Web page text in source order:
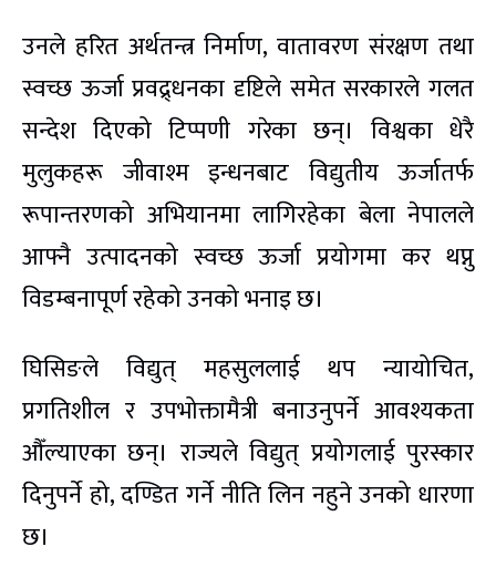
उनले हरित अर्थतन्त्र निर्माण, वातावरण संरक्षण तथा
स्वच्छ ऊर्जा प्रवद्र्धनका दृष्टिले समेत सरकारले गलत
सन्देश दिएको टिप्पणी गरेका छन्। विश्वका धेरै
मुलुकहरू जीवाश्म इन्धनबाट विद्युतीय ऊर्जातर्फ
रूपान्तरणको अभियानमा लागिरहेका बेला नेपालले
आफ्नै उत्पादनको स्वच्छ ऊर्जा प्रयोगमा कर थप्नु
विडम्बनापूर्ण रहेको उनको भनाइ छ।
घिसिङले विद्युत् महसुललाई थप न्यायोचित,
प्रगतिशील र उपभोक्तामैत्री बनाउनुपर्ने आवश्यकता
औँल्याएका छन्। राज्यले विद्युत् प्रयोगलाई पुरस्कार
दिनुपर्ने हो, दण्डित गर्ने नीति लिन नहुने उनको धारणा
छ।